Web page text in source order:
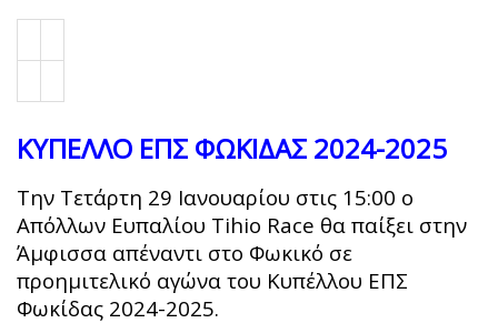
ΚΥΠΕΛΛΟ ΕΠΣ ΦΩΚΙΔΑΣ 2024-2025
Την Τετάρτη 29 Ιανουαρίου στις 15:00 ο
Απόλλων Ευπαλίου Tihio Race θα παίξει στην
Άμφισσα απέναντι στο Φωκικό σε
προημιτελικό αγώνα του Κυπέλλου ΕΠΣ
Φωκίδας 2024-2025.